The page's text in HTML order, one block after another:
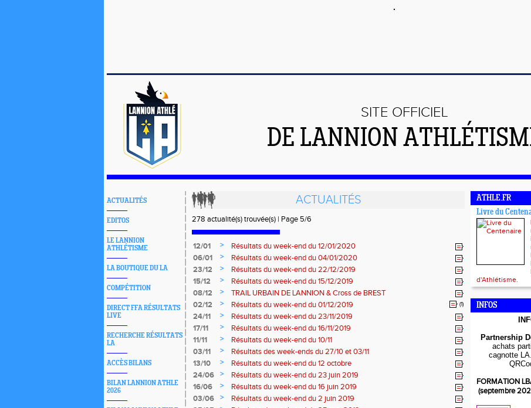
SITE OFFICIEL
DE LANNION
ACTUALITÉS
EDITOS
LE LANNION
ATHLÉTISME
LA BOUTIQUE DU LA
COMPÉTITION
DIRECT FFA RÉSULTATS
LIVE
RECHERCHE RÉSULTATS
LA
ACCÈS BILANS
BILAN LANNION ATHLE
2026
ACTUALITÉS
278 actualité(s) trouvée(s) | Page 5/6
12/01 >
Résultats du week-end du 12/01/2020
06/01
>
Résultats du week-end du 04/01/2020
23/12
>
Résultats du week-end du 22/12/2019
15/12
>
Résultats du week-end du 15/12/2019
08/12
>
TRAIL URBAIN DE LANNION & Cross de BREST
02/12
> Résultats du week-end du 01/12/2019 (1)
24/11 >
Résultats du week-end du 23/11/2019
17/11
>
Résultats du week-end du 16/11/2019
11/11
>
Résultats du week-end du 10/11
03/11
>
Résultats des week-ends du 27/10 et 03/11
13/10
>
Résultats du week-end du 12 octobre
24/06
>
Résultats du week-end du 23 juin 2019
16/06
>
Résultats du week-end du 16 juin 2019
03/06
>
Résultats du week-end du 2 juin 2019
ATHLE.FR
Livre du
d'Athlétisme.
INFOS
Partnership
achats
cagnotte
FORMATION
(septembre